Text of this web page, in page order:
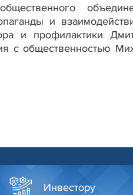
и
и профилактики
с общественностью
Инвестору